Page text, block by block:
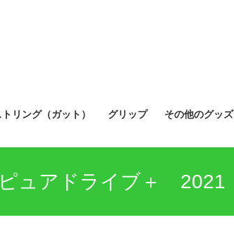
トリング（ガット） グリップ その他のグッズ
ピュアドライブ＋ 2021